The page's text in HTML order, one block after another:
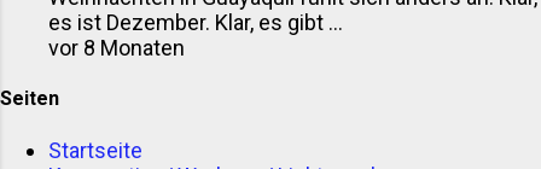
es ist Dezember. Klar, es gibt ...
vor 8 Monaten
Seiten
Startseite